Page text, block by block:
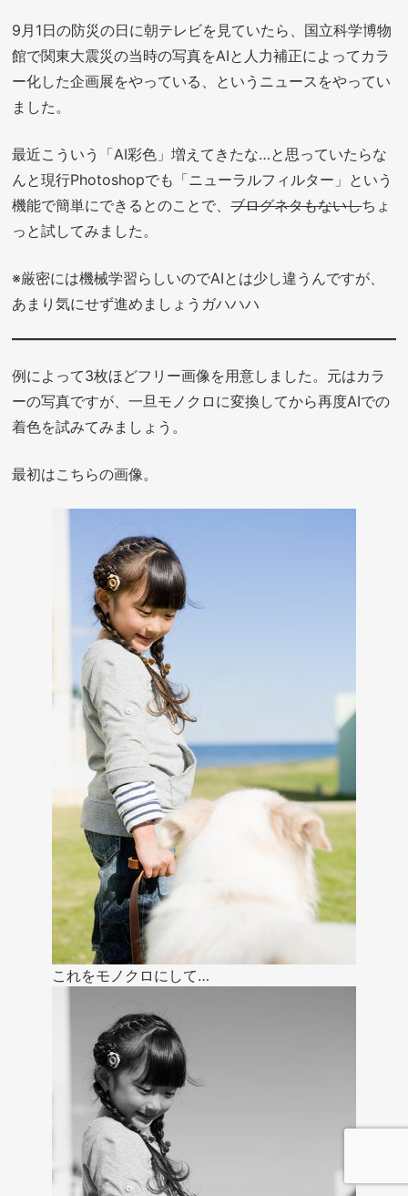
9月1日の防災の日に朝テレビを見ていたら、国立科学博物
館で関東大震災の当時の写真をAIと人力補正によってカラ
ー化した企画展をやっている、というニュースをやってい
ました。
最近こういう「AI彩色」増えてきたな…と思っていたらな
んと現行Photoshopでも「ニューラルフィルター」という
機能で簡単にできるとのことで、ブログネタもないしちょ
っと試してみました。
※厳密には機械学習らしいのでAIとは少し違うんですが、
あまり気にせず進めましょうガハハハ
例によって3枚ほどフリー画像を用意しました。元はカラ
ーの写真ですが、一旦モノクロに変換してから再度AIでの
着色を試みてみましょう。
最初はこちらの画像。
これをモノクロにして…